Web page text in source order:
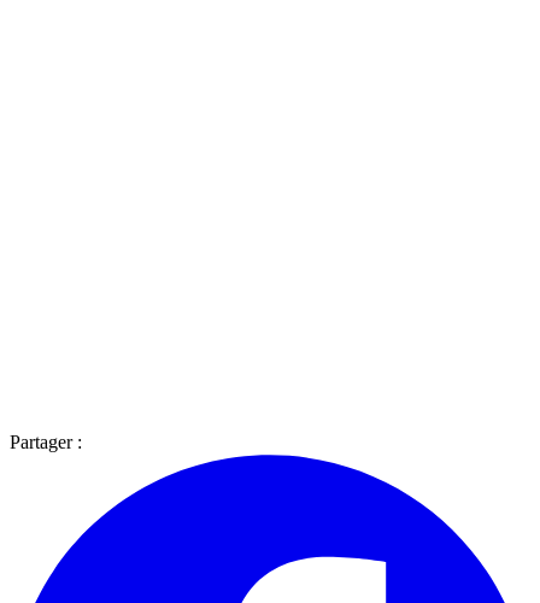
Partager :